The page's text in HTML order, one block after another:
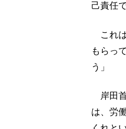
己責任
これ
もらっ
う」
岸田
は、労